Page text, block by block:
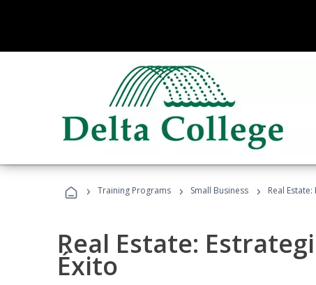
› Training Programs › Small Business › Real
Real Estate:
Éxito